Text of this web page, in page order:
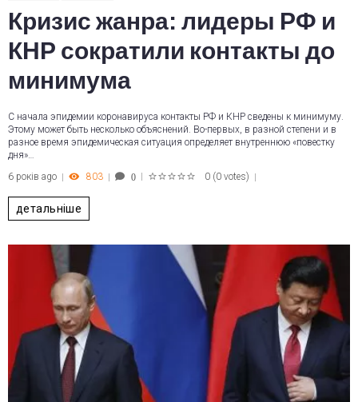
Кризис жанра: лидеры РФ и
КНР сократили контакты до
минимума
С начала эпидемии коронавируса контакты РФ и КНР сведены к минимуму.
Этому может быть несколько объяснений. Во-первых, в разной степени и в
разное время эпидемическая ситуация определяет внутреннюю «повестку
дня»…
6 років ago
803 0 0 (0 votes)
детальніше